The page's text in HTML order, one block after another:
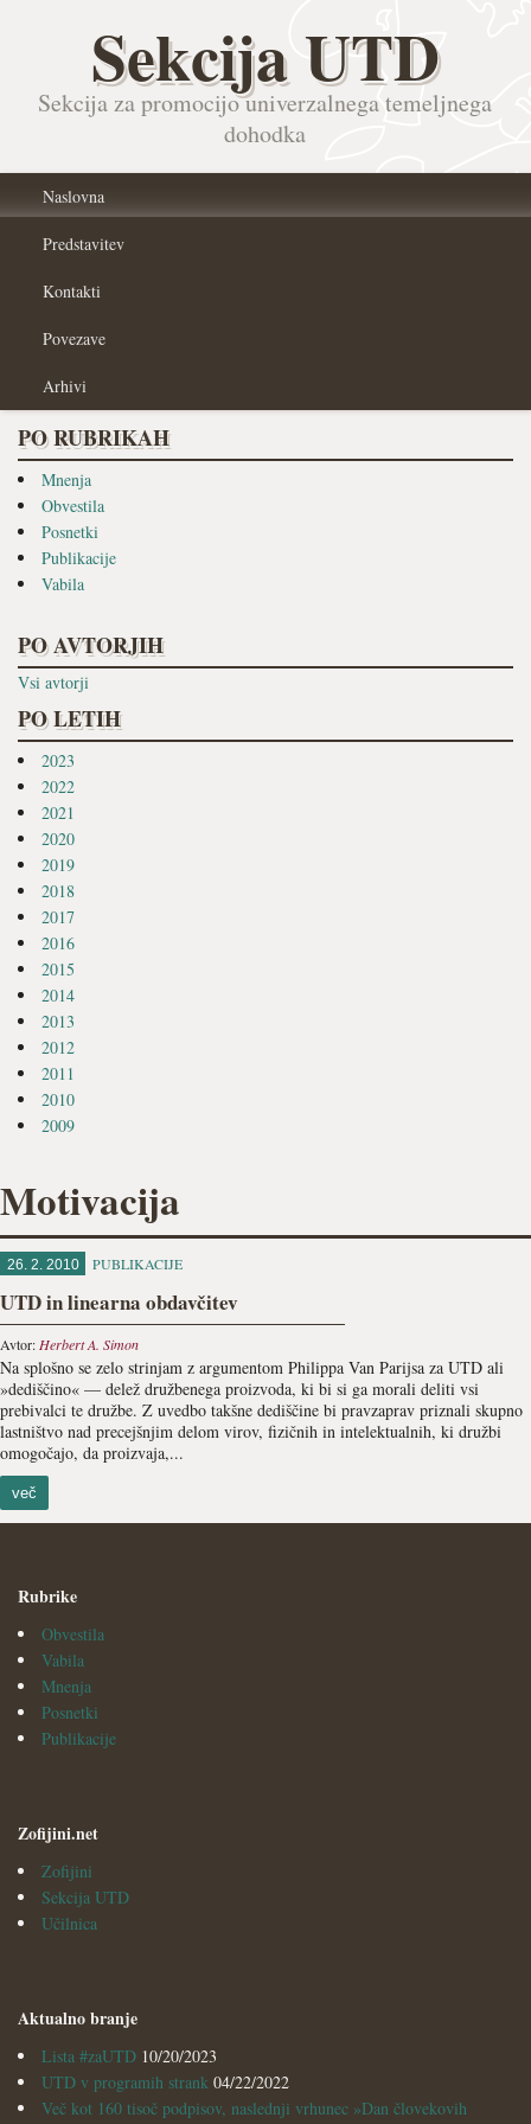
Sekcija UTD
Sekcija za promocijo univerzalnega temeljnega
dohodka
Naslovna
Predstavitev
Kontakti
Povezave
Arhivi
PO RUBRIKAH
Mnenja
Obvestila
Posnetki
Publikacije
Vabila
PO AVTORJIH
Vsi avtorji
PO LETIH
2023
2022
2021
2020
2019
2018
2017
2016
2015
2014
2013
2012
2011
2010
2009
Motivacija
26. 2. 2010 PUBLIKACIJE
UTD in linearna obdavčitev
Avtor: Herbert A. Simon
Na splošno se zelo strinjam z argumentom Philippa Van Parijsa za UTD ali
»dediščino« — delež družbenega proizvoda, ki bi si ga morali deliti vsi
prebivalci te družbe. Z uvedbo takšne dediščine bi pravzaprav priznali skupno
lastništvo nad precejšnjim delom virov, fizičnih in intelektualnih, ki družbi
omogočajo, da proizvaja,...
več
Rubrike
Obvestila
Vabila
Mnenja
Posnetki
Publikacije
Zofijini.net
Zofijini
Sekcija UTD
Učilnica
Aktualno branje
Lista #zaUTD 10/20/2023
UTD v programih strank 04/22/2022
Več kot 160 tisoč podpisov, naslednji vrhunec »Dan človekovih